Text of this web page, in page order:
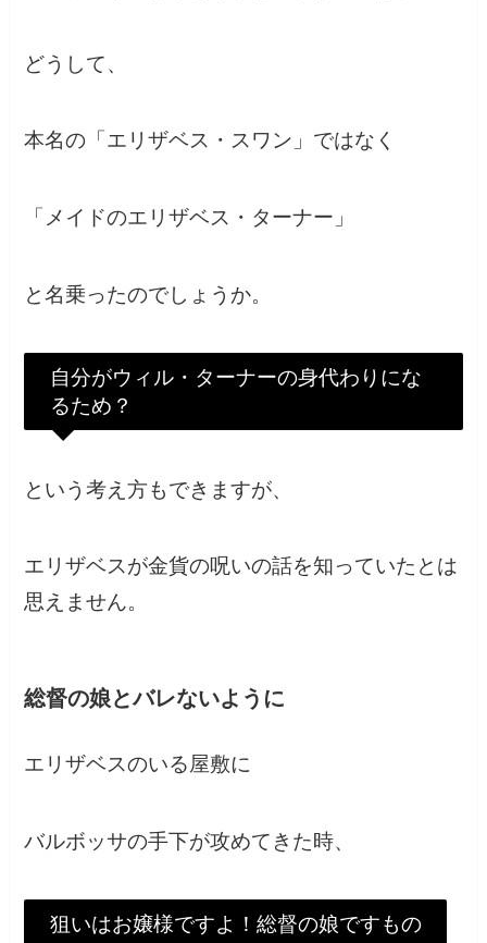
どうして、
本名の「エリザベス・スワン」ではなく
「メイドのエリザベス・ターナー」
と名乗ったのでしょうか。
自分がウィル・ターナーの身代わりにな
るため？
という考え方もできますが、
エリザベスが金貨の呪いの話を知っていたとは
思えません。
総督の娘とバレないように
エリザベスのいる屋敷に
バルボッサの手下が攻めてきた時、
狙いはお嬢様ですよ！総督の娘ですもの